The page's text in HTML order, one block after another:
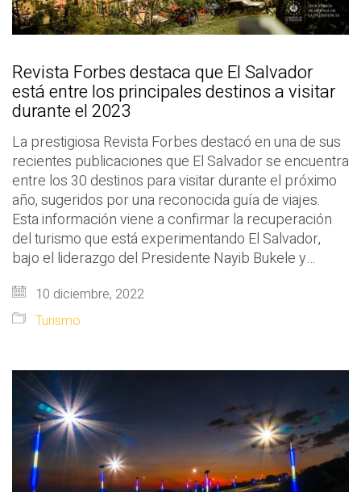
Revista Forbes destaca que El Salvador
está entre los principales destinos a visitar
durante el 2023
La prestigiosa Revista Forbes destacó en una de sus
recientes publicaciones que El Salvador se encuentra
entre los 30 destinos para visitar durante el próximo
año, sugeridos por una reconocida guía de viajes.
Esta información viene a confirmar la recuperación
del turismo que está experimentando El Salvador,
bajo el liderazgo del Presidente Nayib Bukele y…
10 diciembre, 2022
Turismo